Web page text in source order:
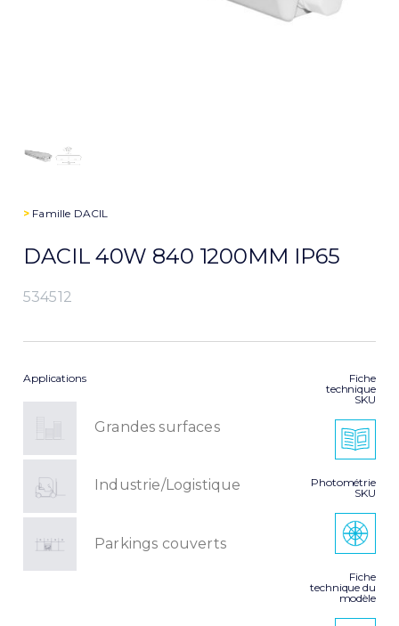
> Famille DACIL
DACIL 40W 840 1200MM IP65
534512
Applications
Grandes surfaces
Industrie/Logistique
Parkings couverts
Fiche
technique
SKU
Photométrie
SKU
Fiche
technique du
modèle